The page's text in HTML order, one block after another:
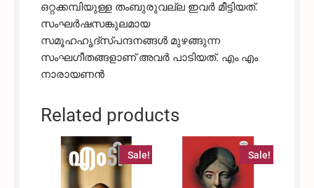
ഒറ്റക്കമ്പിയുള്ള തംബുരുവല്ല ഇവര്‍ മീട്ടിയത്.
സംഘര്‍ഷസങ്കുലമായ
സമൂഹഹൃദ്‌സ്പന്ദനങ്ങള്‍ മുഴങ്ങുന്ന
സംഘഗീതങ്ങളാണ് അവര്‍ പാടിയത്. എം എം
നാരായണന്‍
Related products
Sale! Sale!